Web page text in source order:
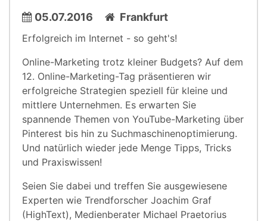
05.07.2016 Frankfurt
Erfolgreich im Internet - so geht's!
Online-Marketing trotz kleiner Budgets? Auf dem
12. Online-Marketing-Tag präsentieren wir
erfolgreiche Strategien speziell für kleine und
mittlere Unternehmen. Es erwarten Sie
spannende Themen von YouTube-Marketing über
Pinterest bis hin zu Suchmaschinenoptimierung.
Und natürlich wieder jede Menge Tipps, Tricks
und Praxiswissen!
Seien Sie dabei und treffen Sie ausgewiesene
Experten wie Trendforscher Joachim Graf
(HighText), Medienberater Michael Praetorius